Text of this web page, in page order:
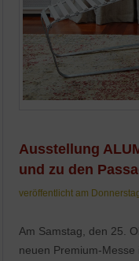
Ausstellung
und zu den
veröffentlicht am
Am Samstag, den 25.
neuen Premium-